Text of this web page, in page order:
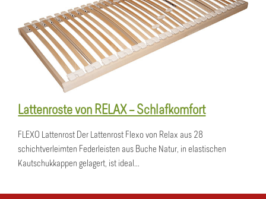
Lattenroste von RELAX – Schlafkomfort
FLEXO Lattenrost Der Lattenrost Flexo von Relax aus 28
schichtverleimten Federleisten aus Buche Natur, in elastischen
Kautschukkappen gelagert, ist ideal...